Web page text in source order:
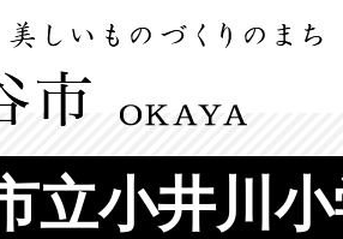
立小井川